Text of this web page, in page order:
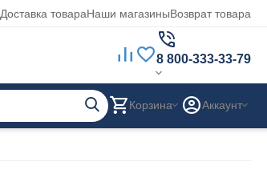
Доставка товараНаши магазиныВозврат товара
8 800-333-33-79
Корзина Аккаунт